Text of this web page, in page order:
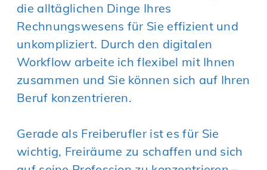
die alltäglichen Dinge Ihres
Rechnungswesens für Sie effizient und
unkompliziert. Durch den digitalen
Workflow arbeite ich flexibel mit Ihnen
zusammen und Sie können sich auf Ihren
Beruf konzentrieren.
Gerade als Freiberufler ist es für Sie
wichtig, Freiräume zu schaffen und sich